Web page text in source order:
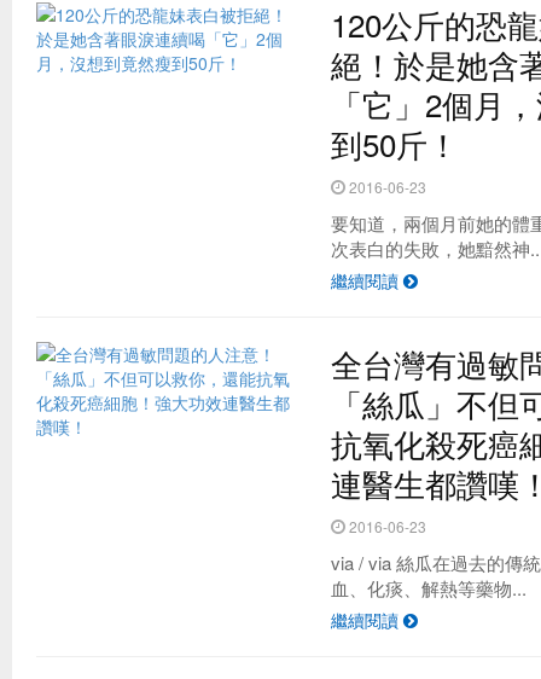
120公斤的恐
絕！於是她含
「它」2個月
到50斤！
2016-06-23
要知道，兩個月前她的體
次表白的失敗，她黯然神
繼續閱讀
全台灣有過敏
「絲瓜」不
抗氧化殺死癌
連醫生都讚嘆
2016-06-23
via / via 絲瓜在過去的傳
血、化痰、解熱等藥物...
繼續閱讀